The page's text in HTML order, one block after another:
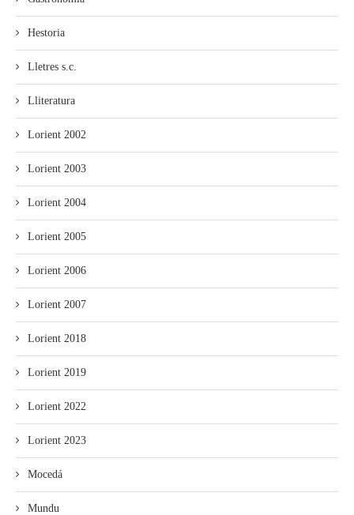
Hestoria
Lletres s.c.
Lliteratura
Lorient 2002
Lorient 2003
Lorient 2004
Lorient 2005
Lorient 2006
Lorient 2007
Lorient 2018
Lorient 2019
Lorient 2022
Lorient 2023
Mocedá
Mundu